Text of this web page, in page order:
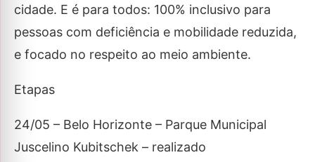
cidade. E é para todos: 100% inclusivo para
pessoas com deficiência e mobilidade reduzida,
e focado no respeito ao meio ambiente.
Etapas
24/05 – Belo Horizonte – Parque Municipal
Juscelino Kubitschek – realizado